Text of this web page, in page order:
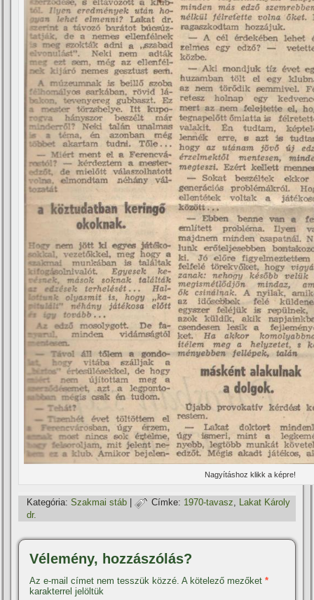
Nagyí­táshoz klikk a képre!
Kategória: Szakmai stáb | Címke: 1970-tavasz, Lakat Károly
dr.
Vélemény, hozzászólás?
Az e-mail címet nem tesszük közzé. A kötelező mezőket*
karakterrel jelöltük